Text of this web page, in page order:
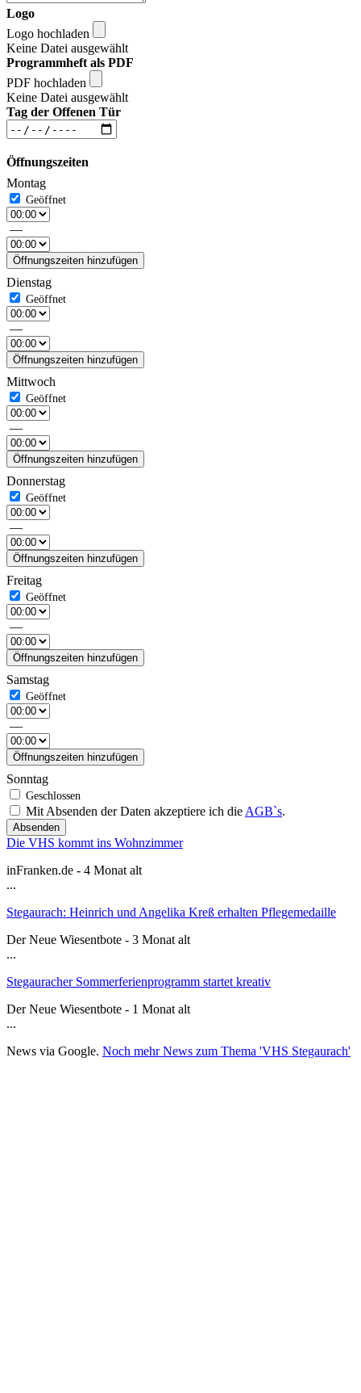
Logo
Logo hochladen
Keine Datei ausgewählt
Programmheft als PDF
PDF hochladen
Keine Datei ausgewählt
Tag der Offenen Tür
Öffnungszeiten
Montag
—
Öffnungszeiten hinzufügen
Dienstag
—
Öffnungszeiten hinzufügen
Mittwoch
—
Öffnungszeiten hinzufügen
Donnerstag
—
Öffnungszeiten hinzufügen
Freitag
—
Öffnungszeiten hinzufügen
Samstag
—
Öffnungszeiten hinzufügen
Sonntag
Mit Absenden der Daten akzeptiere ich die AGB`s.
Absenden
Die VHS kommt ins Wohnzimmer
inFranken.de - 4 Monat alt
...
Stegaurach: Heinrich und Angelika Kreß erhalten Pflegemedaille
Der Neue Wiesentbote - 3 Monat alt
...
Stegauracher Sommerferienprogramm startet kreativ
Der Neue Wiesentbote - 1 Monat alt
...
News via Google. Noch mehr News zum Thema 'VHS Stegaurach'